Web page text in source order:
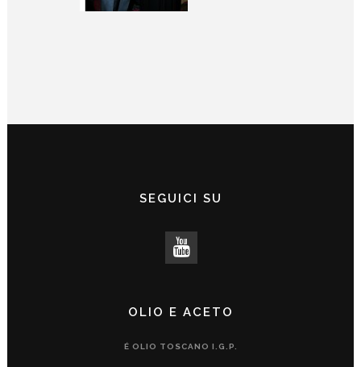
SEGUICI SU
OLIO E ACETO
É OLIO TOSCANO I.G.P.